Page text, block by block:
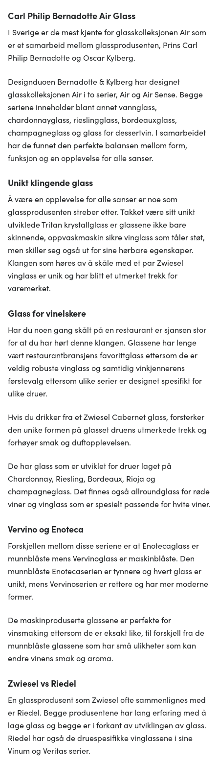
Carl Philip Bernadotte Air Glass
I Sverige er de mest kjente for glasskolleksjonen Air som
er et samarbeid mellom glassprodusenten, Prins Carl
Philip Bernadotte og Oscar Kylberg.
Designduoen Bernadotte & Kylberg har designet
glasskolleksjonen Air i to serier, Air og Air Sense. Begge
seriene inneholder blant annet vannglass,
chardonnayglass, rieslingglass, bordeauxglass,
champagneglass og glass for dessertvin. I samarbeidet
har de funnet den perfekte balansen mellom form,
funksjon og en opplevelse for alle sanser.
Unikt klingende glass
Å være en opplevelse for alle sanser er noe som
glassprodusenten streber etter. Takket være sitt unikt
utviklede Tritan krystallglass er glassene ikke bare
skinnende, oppvaskmaskin sikre vinglass som tåler støt,
men skiller seg også ut for sine hørbare egenskaper.
Klangen som høres av å skåle med et par Zwiesel
vinglass er unik og har blitt et utmerket trekk for
varemerket.
Glass for vinelskere
Har du noen gang skålt på en restaurant er sjansen stor
for at du har hørt denne klangen. Glassene har lenge
vært restaurantbransjens favorittglass ettersom de er
veldig robuste vinglass og samtidig vinkjennerens
førstevalg ettersom ulike serier er designet spesifikt for
ulike druer.
Hvis du drikker fra et Zwiesel Cabernet glass, forsterker
den unike formen på glasset druens utmerkede trekk og
forhøyer smak og duftopplevelsen.
De har glass som er utviklet for druer laget på
Chardonnay, Riesling, Bordeaux, Rioja og
champagneglass. Det finnes også allroundglass for røde
viner og vinglass som er spesielt passende for hvite viner.
Vervino og Enoteca
Forskjellen mellom disse seriene er at Enotecaglass er
munnblåste mens Vervinoglass er maskinblåste. Den
munnblåste Enotecaserien er tynnere og hvert glass er
unikt, mens Vervinoserien er rettere og har mer moderne
former.
De maskinproduserte glassene er perfekte for
vinsmaking ettersom de er eksakt like, til forskjell fra de
munnblåste glassene som har små ulikheter som kan
endre vinens smak og aroma.
Zwiesel vs Riedel
En glassprodusent som Zwiesel ofte sammenlignes med
er Riedel. Begge produsentene har lang erfaring med å
lage glass og begge er i forkant av utviklingen av glass.
Riedel har også de druespesifikke vinglassene i sine
Vinum og Veritas serier.